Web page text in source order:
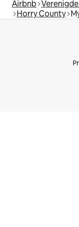
Airbnb
Horry County